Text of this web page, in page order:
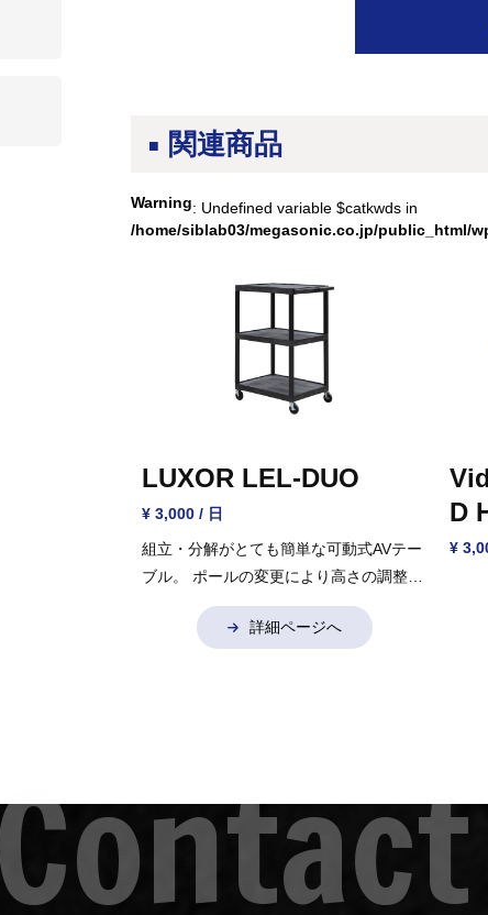
関連商品
Warning: Undefined variable $catkwds in
/home/siblab03/megasonic.co.jp/public_html/
LUXOR LEL-DUO
¥ 3,000 / 日
組立・分解がとても簡単な可動式AVテー
ブル。
ポールの変更により高さの調整可
詳細ページへ
D
¥